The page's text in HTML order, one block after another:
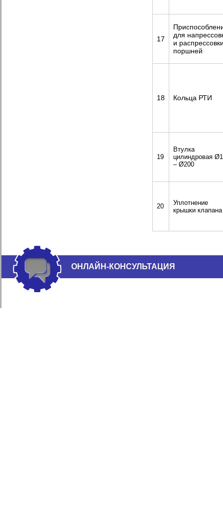
17
для
и
поршней
18 Кольца РТИ
19
Втулка
цилиндровая
– Ø200
20
Уплотнение
крышки клапана
ОНЛАЙН-КОНСУЛЬТАЦИЯ